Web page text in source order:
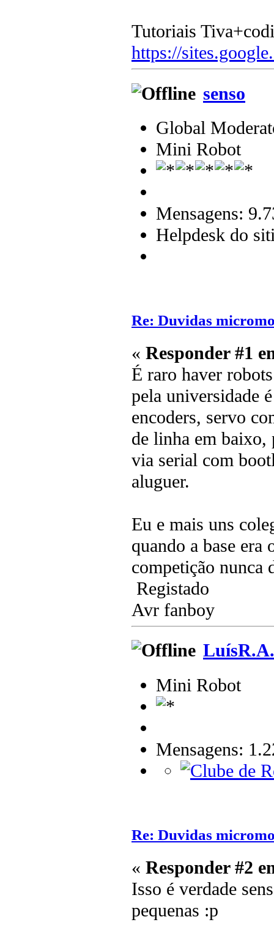
Tutoriais
https://
senso
Global
Mini Robot
Mensagens:
Helpdesk do
Re: Duvidas
« Responder #1
É raro haver
pela universidade
encoders, servo
de linha em baixo,
via serial com
aluguer.
Eu e mais uns
quando a base era
competição
Registado
Avr fanboy
LuísR.A.
Mini Robot
Mensagens:
Re: Duvidas
« Responder #2
Isso é verdade
pequenas :p